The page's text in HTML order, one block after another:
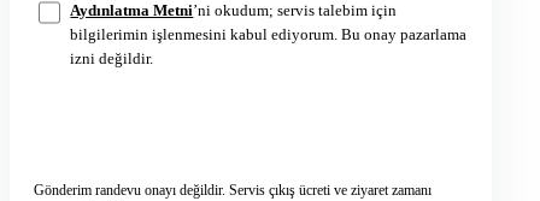
Aydınlatma Metni’ni okudum; servis talebim için
bilgilerimin işlenmesini kabul ediyorum. Bu onay pazarlama
izni değildir.
Gönderim randevu onayı değildir. Servis çıkış ücreti ve ziyaret zamanı